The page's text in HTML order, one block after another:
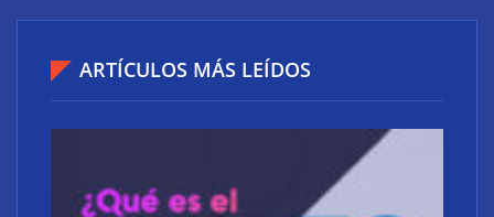
ARTÍCULOS MÁS LEÍDOS